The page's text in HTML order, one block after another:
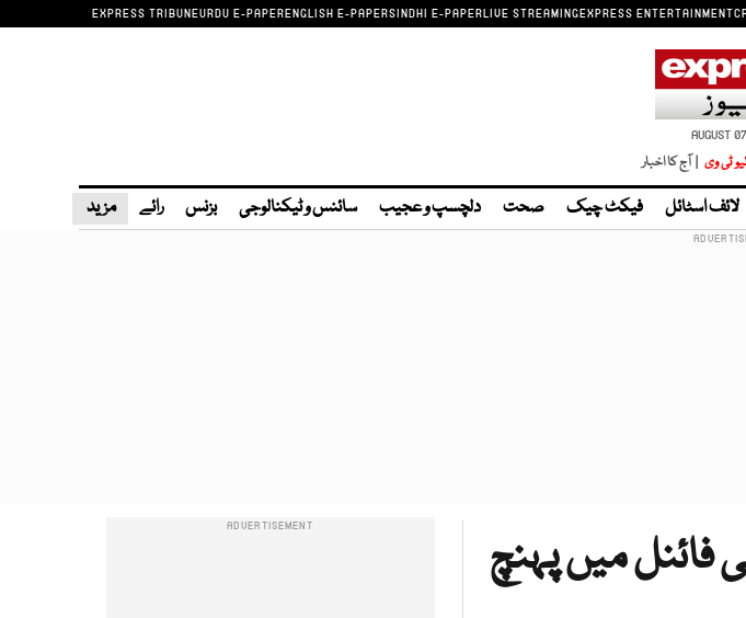
EXPRESS TRIBUNEURDU E-PAPERENGLISH E-PAPERSINDHI E-PAPERLIVE STREAMINGEXPRESS ENTERTAINMENT
AUGUST
ٹی وی | آج کا اخبار
لائف اسٹائل فیکٹ چیک صحت دلچسپ و عجیب سائنس و ٹیکنالوجی بزنس رائے مزید
میں پہنچ